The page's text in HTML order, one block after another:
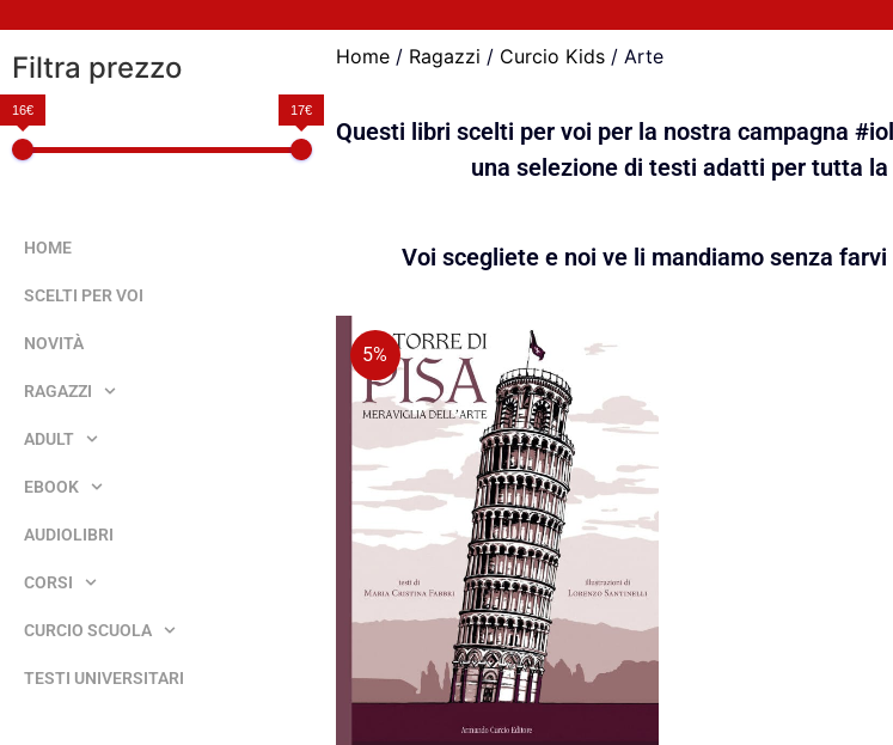
Filtra prezzo
16€ 17€
HOME
SCELTI PER VOI
NOVITÀ
RAGAZZI
ADULT
EBOOK
AUDIOLIBRI
CORSI
CURCIO SCUOLA
TESTI UNIVERSITARI
Home / Ragazzi / Curcio Kids / Arte
Questi libri scelti per voi per la nostra campagna
una selezione di testi adatti per tutta
Voi scegliete e noi ve li mandiamo senza
5%